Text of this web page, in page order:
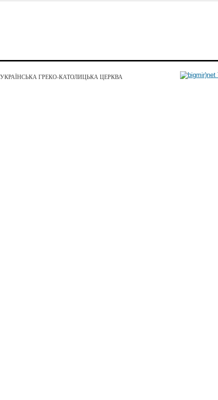
УКРАЇНСЬКА ГРЕКО-КАТОЛИЦЬКА ЦЕРКВА